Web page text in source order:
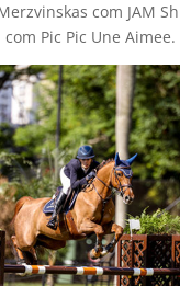
com JAM
Pic Pic Une Aimee.